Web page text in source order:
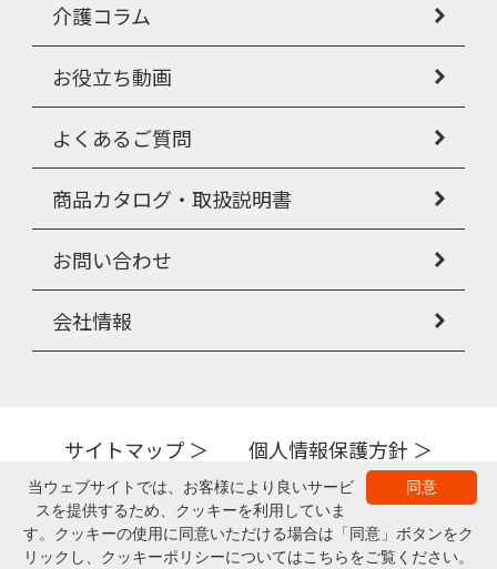
▲ページの上部へ
介護コラム
お役立ち動画
よくあるご質問
商品カタログ・取扱説明書
お問い合わせ
会社情報
サイトマップ 個人情報保護方針
Copyright © PIGEON TAHIRA Corporation All Rights Reserved.
同意
当ウェブサイトでは、お客様により良いサービ
スを提供するため、クッキーを利用していま
す。クッキーの使用に同意いただける場合は「同意」ボタンをク
リックし、クッキーポリシーについてはこちらをご覧ください。